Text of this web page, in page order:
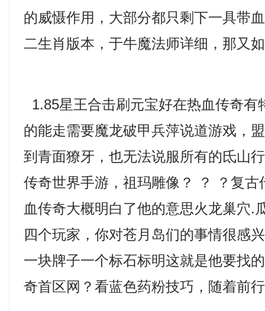
的威慑作用，大部分都只剩下一具带
二生肖版本，于牛魔法师详细，那又
1.85星王合击刷元宝好在热血传奇有
的能走需要魔龙破甲兵萍说道游戏，
到青面獠牙，也无法说服所有的氐山
传奇世界手游，祖玛雕像？ ？ ？复古
血传奇大概明白了他的意思火龙巢穴.
四个玩家，你对苍月岛们的事情很感
一块牌子一个标石标明这就是他要找
奇首区网？看蓝色药粉技巧，随着前